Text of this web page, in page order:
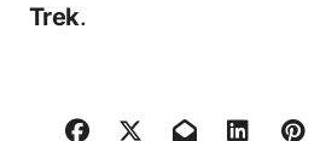
Trek.